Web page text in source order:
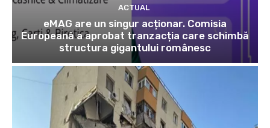
ACTUAL
eMAG are un singur acționar. Comisia
Europeană a aprobat tranzacția care schimbă
structura gigantului românesc